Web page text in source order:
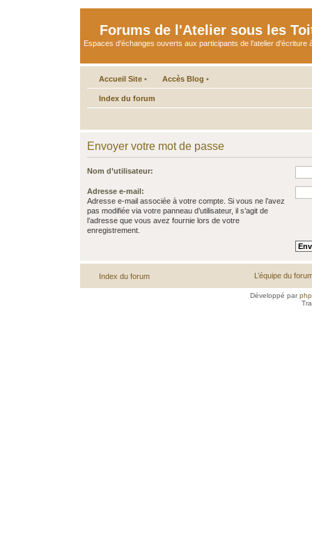
Forums de l'Atelier sous les
Espaces d'échanges ouverts aux participants de l'atelier d'écriture
Accueil Site • Accès Blog •
Index du forum
Envoyer votre mot de passe
Nom d’utilisateur:
Adresse e-mail:
Adresse e-mail associée à votre compte. Si vous ne l’avez
pas modifiée via votre panneau d’utilisateur, il s’agit de
l’adresse que vous avez fournie lors de votre
enregistrement.
Index du forum L’équipe du
Développé par